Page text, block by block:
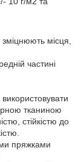
зміцнюють місця,
частині
тканиною
стійкістю до
пряжками